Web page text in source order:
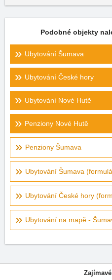
Podobné objekty
Ubytování Šumava
Ubytování České hory
Ubytování Nové Hutě
Penziony Nové Hutě
Penziony Šumava
Ubytování Šumava
Ubytování České hory
Ubytování na mapě -